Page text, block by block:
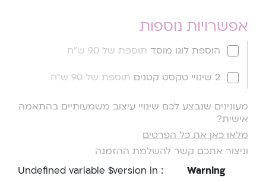
אפשרויות נוספות
הוספת לוגו מוסד תוספת של 90 ש"ח
2 שינויי טקסט קטנים תוספת של 90 ש"ח
מעונינים שנבצע לכם שינויי עיצוב משמעותיים בהתאמה
אישית?
מלאו כאן את כל הפרטים
וניצור אתכם קשר להשלמת ההזמנה
Warning
: Undefined variable $version in